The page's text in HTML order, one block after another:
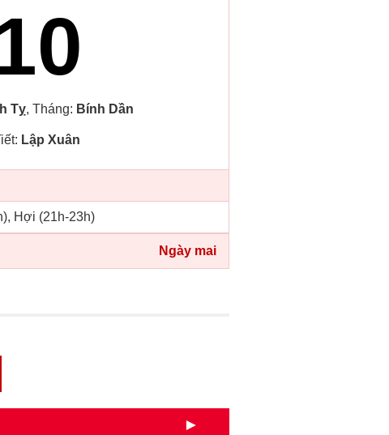
Tỵ, Tháng: Bính Dần
Lập Xuân
Hợi (21h-23h)
Ngày mai
►